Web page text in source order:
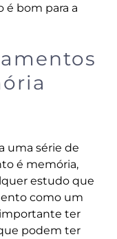
bom para a
uma série de
é memória,
estudo que
como um
ter
podem ter